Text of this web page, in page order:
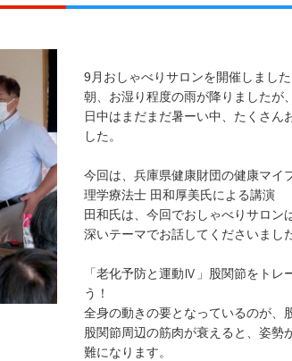
9月おしゃべりサロンを開催しました
朝、お湿り程度の雨が降りましたが、
日中はまだまだ暑ーい中、たくさん
した。
今回は、兵庫県健康財団の健康マイ
理学療法士 田和厚美氏による講演
田和氏は、今回でおしゃべりサロン
深いテーマでお話してくださいまし
「老化予防と運動Ⅳ」股関節をトレ
う！
全身の動きの要となっているのが、
股関節周辺の筋肉が衰えると、姿勢
難になります。